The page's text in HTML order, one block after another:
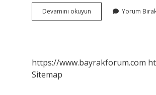
Devamını okuyun
Pc
Yorum
https://www.bayrakforum.com
Sitemap